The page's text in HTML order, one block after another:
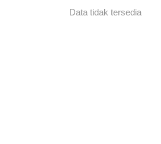
Data tidak tersedia